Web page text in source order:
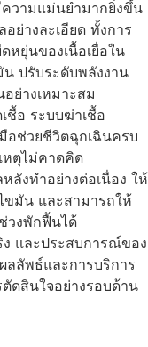
วามแม่นยำมากยิ่งขึ้น
ย่างละเอียด ทั้งการ
หยุ่นของเนื้อเยื่อใน
ปรับระดับพลังงาน
ย่างเหมาะสม
ชื้อ ระบบฆ่าเชื้อ
อช่วยชีวิตฉุกเฉินครบ
หตุไม่คาดคิด
ลังทำอย่างต่อเนื่อง ให้
ขมัน และสามารถให้
วงพักฟื้นได้
และประสบการณ์ของ
ลลัพธ์และการบริการ
ดสินใจอย่างรอบด้าน